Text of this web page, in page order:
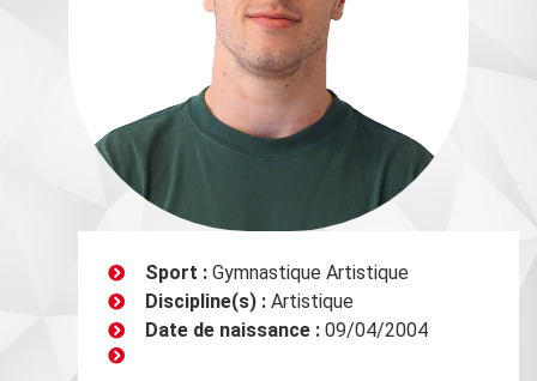
Sport :Gymnastique Artistique
Discipline(s) :Artistique
Date de naissance :09/04/2004